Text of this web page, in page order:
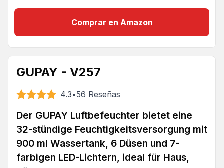
Comprar en Amazon
GUPAY - V257
4.3•56 Reseñas
Der GUPAY Luftbefeuchter bietet eine
32-stündige Feuchtigkeitsversorgung mit
900 ml Wassertank, 6 Düsen und 7-
farbigen LED-Lichtern, ideal für Haus,